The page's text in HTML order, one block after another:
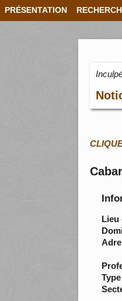
PRÉSENTATION
Lieu